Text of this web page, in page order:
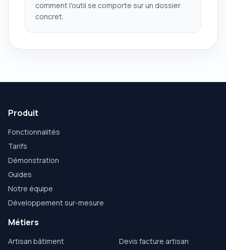
comment l'outil se comporte sur un dossier
concret.
Produit
Fonctionnalités
Tarifs
Démonstration
Guides
Notre équipe
Développement sur-mesure
Métiers
Artisan bâtiment
Devis facture artisan